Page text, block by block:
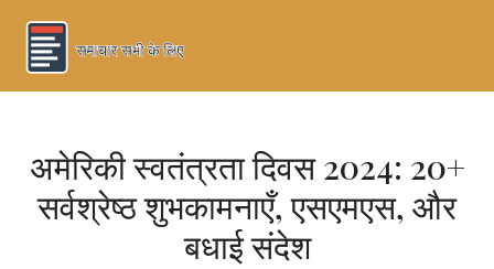
अमेरिकी स्वतंत्रता दिवस 2024: 20+
सर्वश्रेष्ठ शुभकामनाएँ, एसएमएस, और
बधाई संदेश